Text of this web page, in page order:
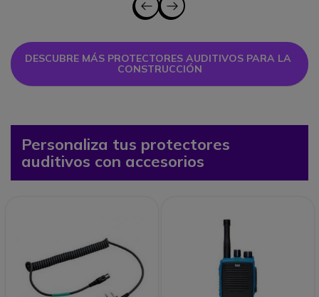
DESCUBRE MÁS PROTECTORES AUDITIVOS PARA LA
CONSTRUCCIÓN
Personaliza tus protectores
auditivos con accesorios